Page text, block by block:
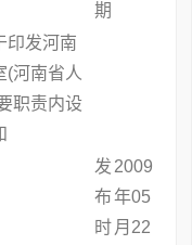
期
印发河南
(河南省人
职责内设
发
布
时
2009
年05
月22